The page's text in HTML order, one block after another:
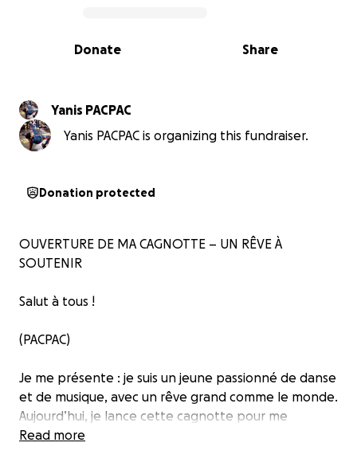
0% complete
Share
Donate
Yanis PACPAC
Yanis PACPAC is organizing this fundraiser.
Donation protected
OUVERTURE DE MA CAGNOTTE – UN RÊVE À
SOUTENIR
Salut à tous !
(PACPAC)
Je me présente : je suis un jeune passionné de danse
et de musique, avec un rêve grand comme le monde.
Aujourd’hui, je lance cette cagnotte pour me
rapprocher de mon objectif : ouvrir une salle de
Read more